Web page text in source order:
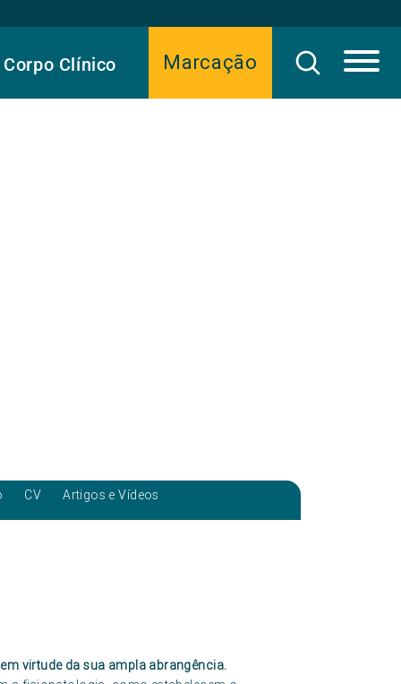
Marcação
Corpo Clínico
CV Artigos e Vídeos
virtude da sua ampla abrangência.